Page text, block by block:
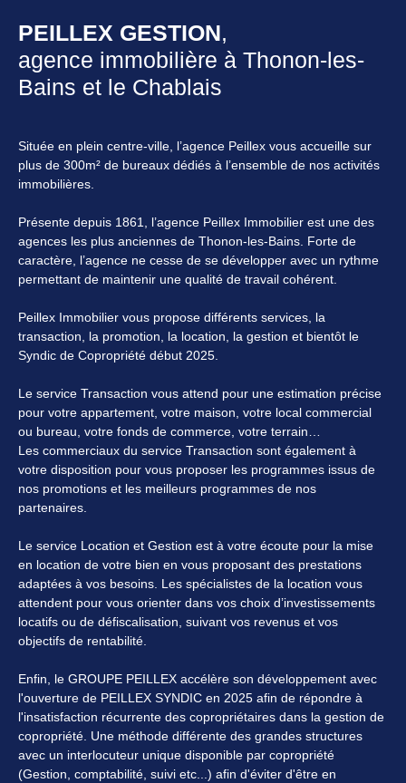
PEILLEX GESTION,
agence immobilière à Thonon-les-
Bains et le Chablais
Située en plein centre-ville, l’agence Peillex vous accueille sur
plus de 300m² de bureaux dédiés à l’ensemble de nos activités
immobilières.
Présente depuis 1861, l’agence Peillex Immobilier est une des
agences les plus anciennes de Thonon-les-Bains. Forte de
caractère, l’agence ne cesse de se développer avec un rythme
permettant de maintenir une qualité de travail cohérent.
Peillex Immobilier vous propose différents services, la
transaction, la promotion, la location, la gestion et bientôt le
Syndic de Copropriété début 2025.
Le service Transaction vous attend pour une estimation précise
pour votre appartement, votre maison, votre local commercial
ou bureau, votre fonds de commerce, votre terrain…
Les commerciaux du service Transaction sont également à
votre disposition pour vous proposer les programmes issus de
nos promotions et les meilleurs programmes de nos
partenaires.
Le service Location et Gestion est à votre écoute pour la mise
en location de votre bien en vous proposant des prestations
adaptées à vos besoins. Les spécialistes de la location vous
attendent pour vous orienter dans vos choix d’investissements
locatifs ou de défiscalisation, suivant vos revenus et vos
objectifs de rentabilité.
Enfin, le GROUPE PEILLEX accélère son développement avec
l'ouverture de PEILLEX SYNDIC en 2025 afin de répondre à
l'insatisfaction récurrente des copropriétaires dans la gestion de
copropriété. Une méthode différente des grandes structures
avec un interlocuteur unique disponible par copropriété
(Gestion, comptabilité, suivi etc...) afin d'éviter d'être en